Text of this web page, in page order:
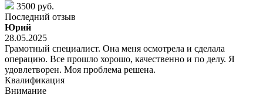
3500 руб.
Последний отзыв
Юрий
28.05.2025
Грамотный специалист. Она меня осмотрела и сделала
операцию. Все прошло хорошо, качественно и по делу. Я
удовлетворен. Моя проблема решена.
Квалификация
Внимание